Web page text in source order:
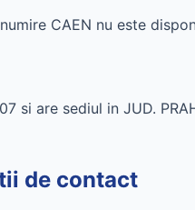
CAEN nu este
are sediul in JUD.
de contact